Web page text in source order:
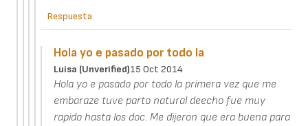
Respuesta
Hola yo e pasado por todo la
Luisa (unverified)15 Oct 2014
Hola yo e pasado por todo la primera vez que me
embaraze tuve parto natural deecho fue muy
rapido hasta los doc. Me dijeron que era buena para